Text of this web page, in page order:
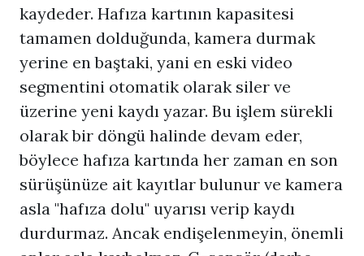
kaydeder. Hafıza kartının kapasitesi
tamamen dolduğunda, kamera durmak
yerine en baştaki, yani en eski video
segmentini otomatik olarak siler ve
üzerine yeni kaydı yazar. Bu işlem sürekli
olarak bir döngü halinde devam eder,
böylece hafıza kartında her zaman en son
sürüşünüze ait kayıtlar bulunur ve kamera
asla "hafıza dolu" uyarısı verip kaydı
durdurmaz. Ancak endişelenmeyin, önemli